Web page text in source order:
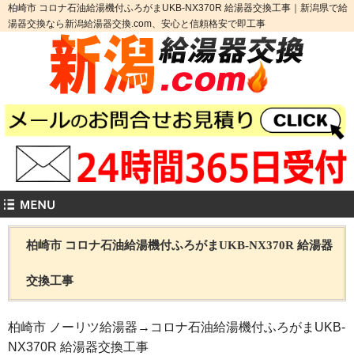
柏崎市 コロナ石油給湯機付ふろがまUKB-NX370R 給湯器交換工事｜新潟県で給
湯器交換なら新潟給湯器交換.com、安心と信頼格安で即工事
柏崎市 コロナ石油給湯機付ふろがまUKB-NX370R 給湯器
交換工事
柏崎市 ノーリツ給湯器→コロナ石油給湯機付ふろがまUKB-
NX370R 給湯器交換工事